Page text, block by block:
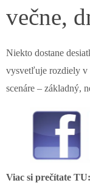
večne,
Niekto dostane
vysvetľuje rozdiely
scenáre – základný,
Viac si prečítate TU: